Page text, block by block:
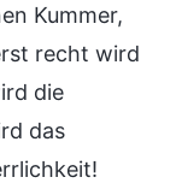
Kummer,
recht wird
die
das